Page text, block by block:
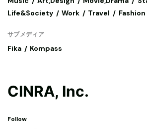
Life&Society
Work Travel Fashion
サブメディア
Fika Kompass
CINRA, Inc.
Follow